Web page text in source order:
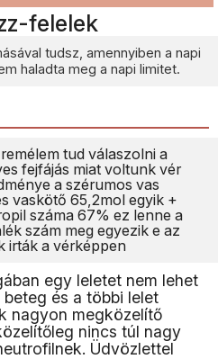
felelek
tudsz, amennyiben a napi
haladta meg a napi limitet.
tud válaszolni a
fejfájás miat voltunk vér
a szérumos vas
vaskötő 65,2mol egyik +
száma 67% ez lenne a
szám meg egyezik e az
irták a vérképpen
egy leletet nem lehet
és a többi lelet
nagyon megközelítő
nincs túl nagy
Üdvözlettel